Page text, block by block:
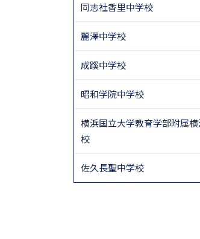
同志社香里中学校
麗澤中学校
成蹊中学校
昭和学院中学校
横浜国立大学教育学部附属
校
佐久長聖中学校